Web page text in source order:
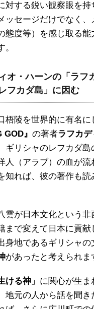
対する鋭い観察眼を持
ッセージだけでなく、
態度等）を感じ取る
オ・ハーンの「ラフ
フカダ島」に因む
梧陵を世界的に有名に
』 の著者ラフカ
ギリシャのレフカダ島
人（アラブ）の血が流
知れば、彼の著作も
雲が日本文化という
まで変えて日本に貢献
身地であるギリシャの
があったと考えられま
ける神」 に関心が生ま
地元の人から話を聞